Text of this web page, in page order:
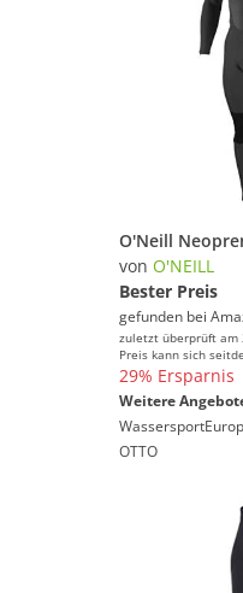
von O'NEILL
Bester Preis
gefunden bei
zuletzt überprüft am
Preis kann sich
29% Ersparnis
Weitere
OTTO